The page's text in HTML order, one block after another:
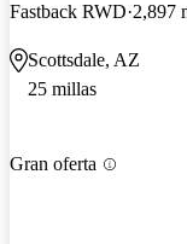
Fastback RWD 2,897
Scottsdale, AZ
25 millas
Gran oferta